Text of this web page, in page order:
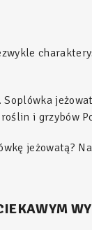
i grzybów
jeżowatą?